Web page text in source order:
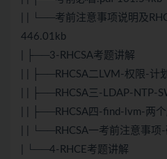
| | └──考前注意事项说明及
446.01kb
| ├──3-RHCSA考题讲解
| | ├──RHCSA二LVM-权限-计
| | ├──RHCSA三-LDAP-NTP-
| | ├──RHCSA四-find-lvm-两
| | └──RHCSA一考前注意事项
| └──4-RHCE考题讲解